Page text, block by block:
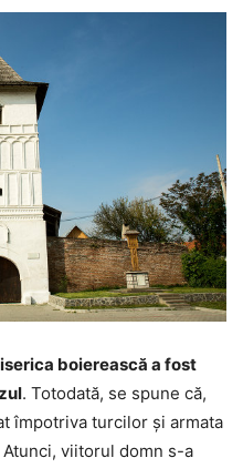
boierească a fost
. Totodată, se spune că,
împotriva turcilor şi armata
viitorul domn s-a